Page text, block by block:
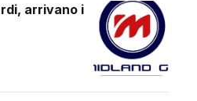
arrivano i